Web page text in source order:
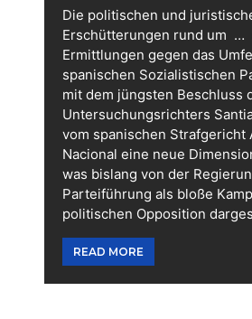
Die politischen und
Erschütterungen rund um …
Ermittlungen gegen das
spanischen Sozialistischen
mit dem jüngsten Beschluss
Untersuchungsrichters
vom spanischen Strafgericht
Nacional eine neue
was bislang von der
Parteiführung als bloße
politischen Opposition
READ MORE